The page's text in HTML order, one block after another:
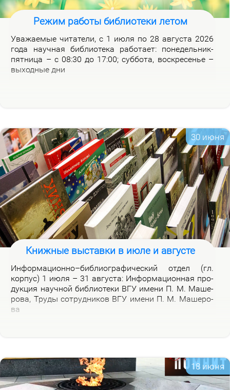
Режим работы библиотеки летом
Ува­жа­е­мые чи­та­те­ли, с 1 июля по 28 ав­гу­ста 2026
го­да на­уч­ная биб­лио­те­ка ра­бо­та­ет: по­не­дель­ник-
пят­ни­ца – с 08:30 до 17:00; суб­бо­та, вос­кре­се­нье –
вы­ход­ные дни
30 июня
Книжные выставки в июле и августе
Ин­фор­ма­ци­он­но–биб­лио­гра­фи­че­ский от­дел (гл.
кор­пус) 1 июля – 31 ав­гу­ста: Ин­фор­ма­ци­он­ная про­
дук­ция на­уч­ной биб­лио­те­ки ВГУ име­ни П. М. Ма­ше­
ро­ва, Тру­ды со­труд­ни­ков ВГУ име­ни П. М. Ма­ше­ро­
ва
18 июня